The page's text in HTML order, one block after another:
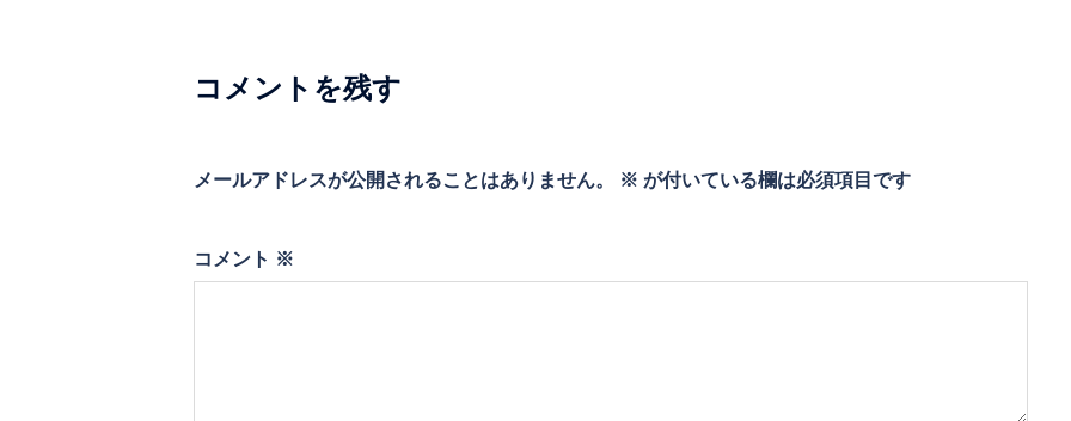
コメントを残す
メールアドレスが公開されることはありません。 ※ が付いている欄は必須項目です
コメント ※